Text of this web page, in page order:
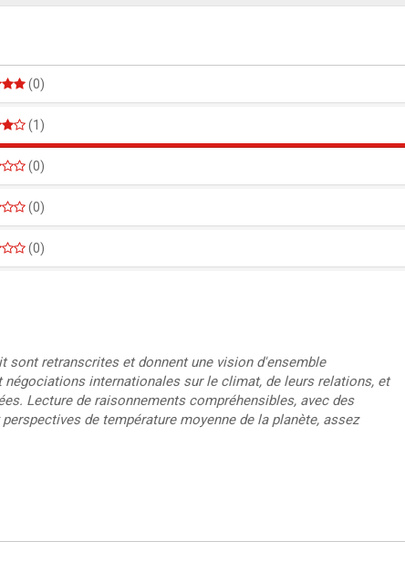
(0)
(1)
100%
(0)
(0)
(0)
sont retranscrites et donnent une vision d'ensemble
internationales sur le climat, de leurs relations, et
Lecture de raisonnements compréhensibles, avec des
de température moyenne de la planète, assez